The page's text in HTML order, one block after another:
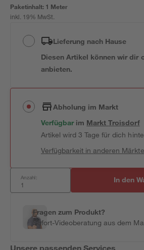
Paketinhalt: 1 Meter
inkl. 19% MwSt.
Lieferung nach Hause
Diesen Artikel können wir dir
anbieten.
Abholung im Markt
Verfügbar im MarktTroisdorf
Artikel wird 3 Tage für dich
Verfügbarkeit in anderen
Anzahl: In den
Fragen zum Produkt?
Sofort-Videoberatung aus dem
Unsere passenden Services